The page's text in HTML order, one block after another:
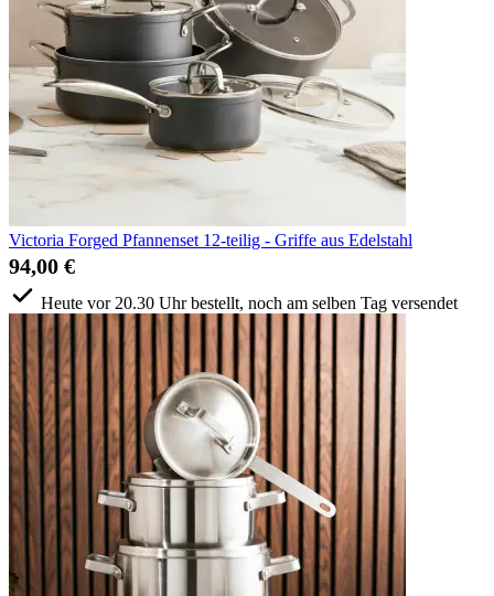
Victoria Forged Pfannenset 12-teilig - Griffe aus Edelstahl
94,00 €
Heute vor 20.30 Uhr bestellt, noch am selben Tag versendet